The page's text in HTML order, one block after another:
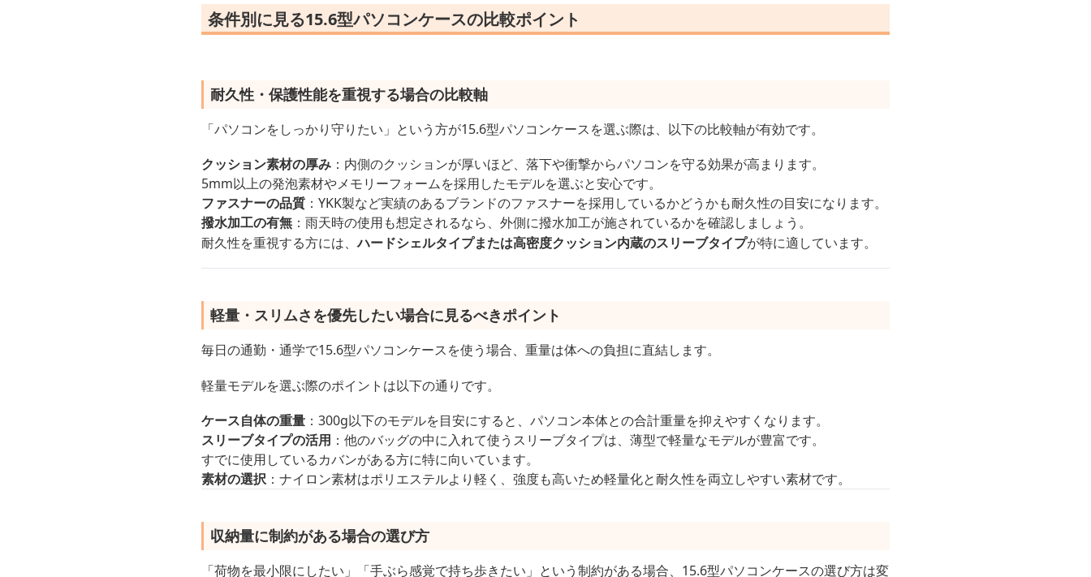
条件別に見る15.6型パソコンケースの比較ポイント
耐久性・保護性能を重視する場合の比較軸
「パソコンをしっかり守りたい」という方が15.6型パソコンケースを選ぶ際は、以下の比較軸が有効です。
クッション素材の厚み ：内側のクッションが厚いほど、落下や衝撃からパソコンを守る効果が高まります。
5mm以上の発泡素材やメモリーフォームを採用したモデルを選ぶと安心です。
ファスナーの品質 ：YKK製など実績のあるブランドのファスナーを採用しているかどうかも耐久性の目安になります。
撥水加工の有無 ：雨天時の使用も想定されるなら、外側に撥水加工が施されているかを確認しましょう。
耐久性を重視する方には、ハードシェルタイプまたは高密度クッション内蔵のスリーブタイプが特に適しています。
軽量・スリムさを優先したい場合に見るべきポイント
毎日の通勤・通学で15.6型パソコンケースを使う場合、重量は体への負担に直結します。
軽量モデルを選ぶ際のポイントは以下の通りです。
ケース自体の重量 ：300g以下のモデルを目安にすると、パソコン本体との合計重量を抑えやすくなります。
スリーブタイプの活用 ：他のバッグの中に入れて使うスリーブタイプは、薄型で軽量なモデルが豊富です。
すでに使用しているカバンがある方に特に向いています。
素材の選択 ：ナイロン素材はポリエステルより軽く、強度も高いため軽量化と耐久性を両立しやすい素材です。
収納量に制約がある場合の選び方
「荷物を最小限にしたい」「手ぶら感覚で持ち歩きたい」という制約がある場合、15.6型パソコンケースの選び方は変